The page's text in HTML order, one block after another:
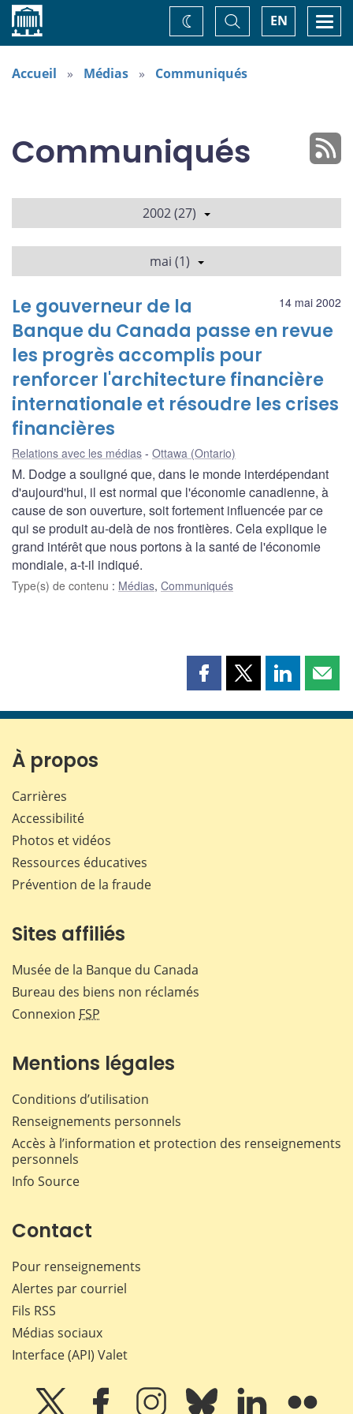
Accueil EN
Basculer
la
recherche
Changez
de
thème
Accueil Médias Communiqués
Communiqués
2002 (27)
mai (1)
14 mai 2002
Le gouverneur de la
Banque du Canada passe en revue
les progrès accomplis pour
renforcer l'architecture financière
internationale et résoudre les crises
financières
Relations avec les médias Ottawa (Ontario)
M. Dodge a souligné que, dans le monde interdépendant
d'aujourd'hui, il est normal que l'économie canadienne, à
cause de son ouverture, soit fortement influencée par ce
qui se produit au-delà de nos frontières. Cela explique le
grand intérêt que nous portons à la santé de l'économie
mondiale, a-t-il indiqué.
Type(s) de contenu : Médias, Communiqués
Partager
page
Partager
page
Partager
page page
À propos
Carrières
Accessibilité
Photos et vidéos
Ressources éducatives
Prévention de la fraude
Sites affiliés
Musée de la Banque du Canada
Bureau des biens non réclamés
Connexion FSP
Mentions légales
Conditions d’utilisation
Renseignements personnels
Accès à l’information et protection des renseignements
personnels
Info Source
Contact
Pour renseignements
Alertes par courriel
Fils RSS
Médias sociaux
Interface (API) Valet